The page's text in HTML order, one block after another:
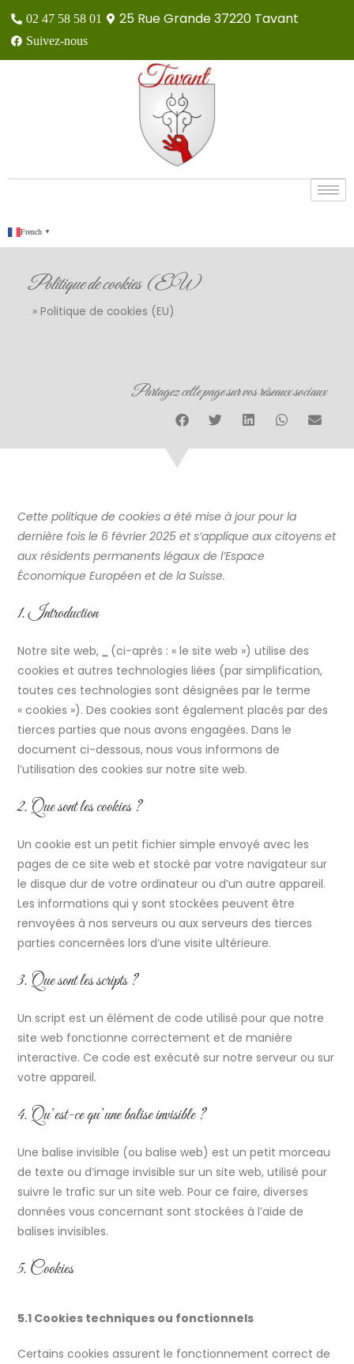
02 47 58 58 01 25 Rue Grande 37220 Tavant
Suivez-nous
French ▼
Politique de cookies (EU)
» Politique de cookies (EU)
Partagez cette page sur vos réseaux sociaux
Cette politique de cookies a été mise à jour pour la
dernière fois le 6 février 2025 et s’applique aux citoyens et
aux résidents permanents légaux de l’Espace
Économique Européen et de la Suisse.
1. Introduction
Notre site web, (ci-après : « le site web ») utilise des
cookies et autres technologies liées (par simplification,
toutes ces technologies sont désignées par le terme
« cookies »). Des cookies sont également placés par des
tierces parties que nous avons engagées. Dans le
document ci-dessous, nous vous informons de
l’utilisation des cookies sur notre site web.
2. Que sont les cookies ?
Un cookie est un petit fichier simple envoyé avec les
pages de ce site web et stocké par votre navigateur sur
le disque dur de votre ordinateur ou d’un autre appareil.
Les informations qui y sont stockées peuvent être
renvoyées à nos serveurs ou aux serveurs des tierces
parties concernées lors d’une visite ultérieure.
3. Que sont les scripts ?
Un script est un élément de code utilisé pour que notre
site web fonctionne correctement et de manière
interactive. Ce code est exécuté sur notre serveur ou sur
votre appareil.
4. Qu’est-ce qu’une balise invisible ?
Une balise invisible (ou balise web) est un petit morceau
de texte ou d’image invisible sur un site web, utilisé pour
suivre le trafic sur un site web. Pour ce faire, diverses
données vous concernant sont stockées à l’aide de
balises invisibles.
5. Cookies
5.1 Cookies techniques ou fonctionnels
Certains cookies assurent le fonctionnement correct de